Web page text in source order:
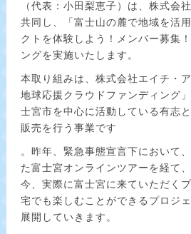
（代表：小田梨恵子）は、株式会
共同し、「富士山の麓で地域を活
クトを体験しよう！メンバー募集
ングを実施いたします。
本取り組みは、株式会社エイチ・
地球応援クラウドファンディング
士宮市を中心に活動している有志
販売を行う事業です
。昨年、緊急事態宣言下において
た富士宮オンラインツアーを経て
今、実際に富士宮に来ていただく
宅でも楽しむことができるプロジ
展開していきます。